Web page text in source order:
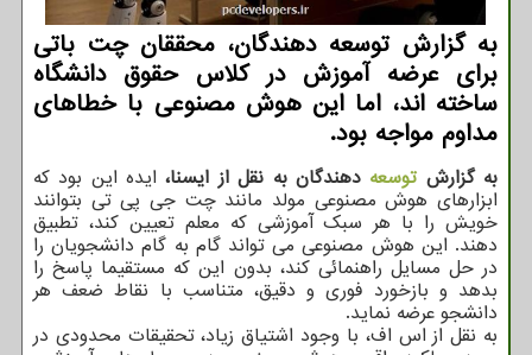
به گزارش توسعه دهندگان، محققان چت باتی
برای عرضه آموزش در کلاس حقوق دانشگاه
ساخته اند، اما این هوش مصنوعی با خطاهای
مداوم مواجه بود.
به گزارش توسعه دهندگان به نقل از ایسنا، ایده این بود که
ابزارهای هوش مصنوعی مولد مانند چت جی پی تی بتوانند
خویش را با هر سبک آموزشی که معلم تعیین کند، تطبیق
دهند. این هوش مصنوعی می تواند گام به گام دانشجویان را
در حل مسایل راهنمائی کند، بدون این که مستقیما پاسخ را
بدهد و بازخورد فوری و دقیق، متناسب با نقاط ضعف هر
دانشجو عرضه نماید.
به نقل از اس اف، با وجود اشتیاق زیاد، تحقیقات محدودی در